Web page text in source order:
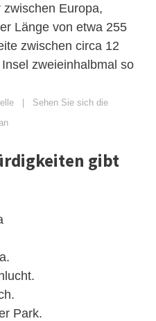
Europa,
Länge von etwa 255
zwischen circa 12
zweieinhalbmal so
| Sehen Sie sich die
gibt
Park.